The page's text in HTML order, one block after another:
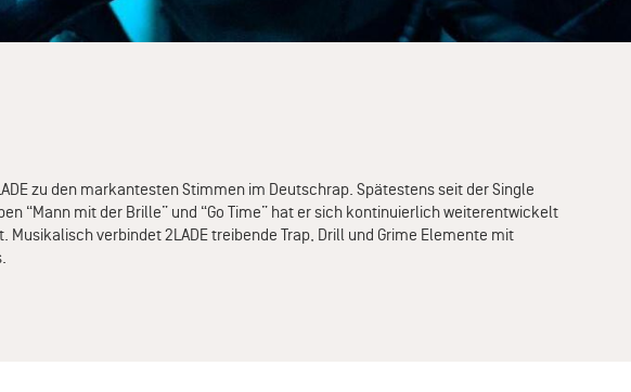
zu den markantesten Stimmen im Deutschrap. Spätestens seit der Single
“Mann mit der Brille” und “Go Time” hat er sich kontinuierlich weiterentwickelt
Musikalisch verbindet 2LADE treibende Trap, Drill und Grime Elemente mit